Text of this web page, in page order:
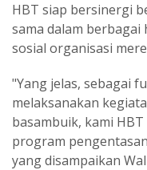
HBT siap bersinergi
sama dalam
sosial organisasi
"Yang jelas, sebagai
melaksanakan
basambuik, kami
program
yang disampaikan